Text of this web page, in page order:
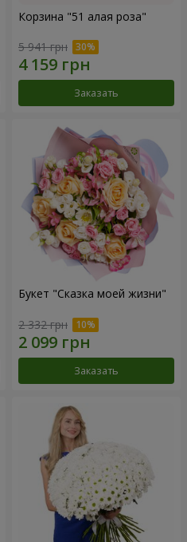
Корзина "51 алая роза"
5 941 грн
Заказать
Букет "Сказка моей жизни"
2 332 грн
Заказать